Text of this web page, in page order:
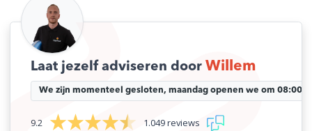
Laat jezelf adviseren door Willem
We zijn momenteel gesloten, maandag openen we om 08:00
9.2 1.049 reviews